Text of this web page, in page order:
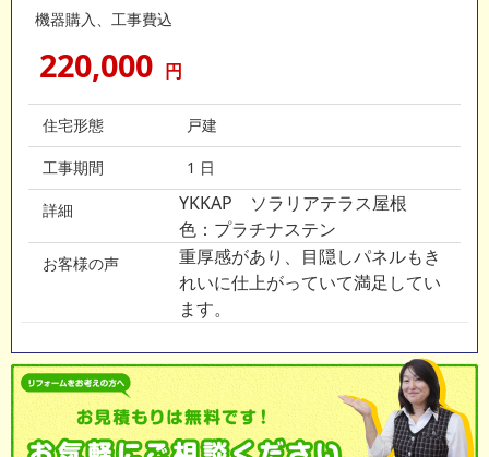
機器購入、工事費込
220,000 円
住宅形態 戸建
工事期間 1 日
詳細
YKKAP ソラリアテラス屋根
色：プラチナステン
お客様の声
重厚感があり、目隠しパネルもき
れいに仕上がっていて満足してい
ます。